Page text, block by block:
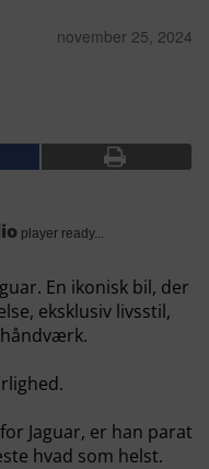
november 25, 2024
player ready...
En ikonisk bil, der
eksklusiv livsstil,
Jaguar, er han parat
hvad som helst.